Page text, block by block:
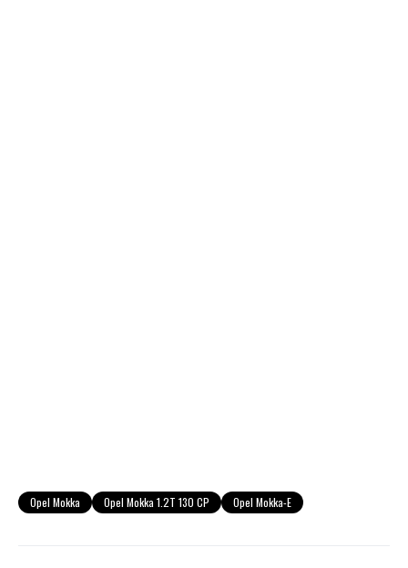
Opel Mokka Opel Mokka 1.2T 130 CP Opel Mokka-E